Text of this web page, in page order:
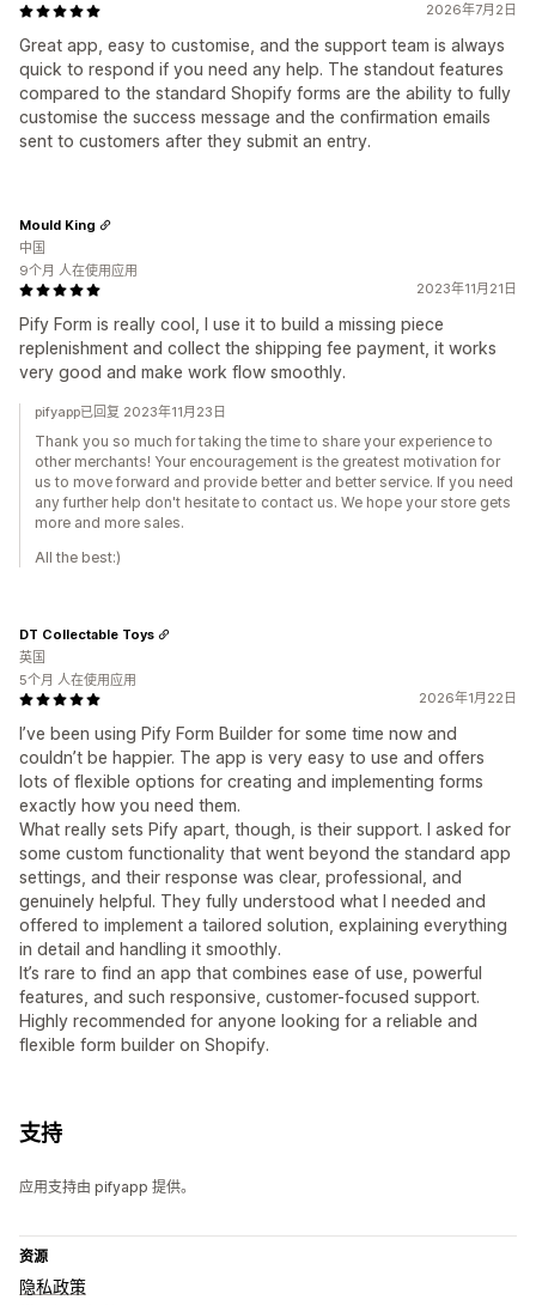
2026年7月2日
Great app, easy to customise, and the support team is always
quick to respond if you need any help. The standout features
compared to the standard Shopify forms are the ability to fully
customise the success message and the confirmation emails
sent to customers after they submit an entry.
2023年11月21日
Pify Form is really cool, I use it to build a missing piece
replenishment and collect the shipping fee payment, it works
very good and make work flow smoothly.
Mould King
中国
9个月 人在使用应用
pifyapp已回复 2023年11月23日
Thank you so much for taking the time to share your experience to
other merchants! Your encouragement is the greatest motivation for
us to move forward and provide better and better service. If you need
any further help don't hesitate to contact us. We hope your store gets
more and more sales.
All the best:)
2026年1月22日
I’ve been using Pify Form Builder for some time now and
couldn’t be happier. The app is very easy to use and offers
lots of flexible options for creating and implementing forms
exactly how you need them.
What really sets Pify apart, though, is their support. I asked for
some custom functionality that went beyond the standard app
settings, and their response was clear, professional, and
genuinely helpful. They fully understood what I needed and
offered to implement a tailored solution, explaining everything
in detail and handling it smoothly.
It’s rare to find an app that combines ease of use, powerful
features, and such responsive, customer-focused support.
Highly recommended for anyone looking for a reliable and
flexible form builder on Shopify.
DT Collectable Toys
英国
5个月 人在使用应用
支持
应用支持由 pifyapp 提供。
资源
隐私政策